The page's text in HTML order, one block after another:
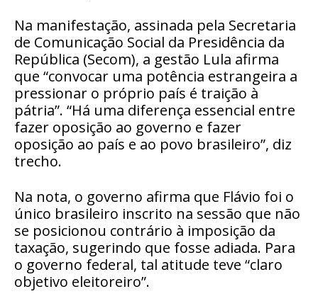
Na manifestação, assinada pela Secretaria
de Comunicação Social da Presidência da
República (Secom), a gestão Lula afirma
que “convocar uma potência estrangeira a
pressionar o próprio país é traição à
pátria”. “Há uma diferença essencial entre
fazer oposição ao governo e fazer
oposição ao país e ao povo brasileiro”, diz
trecho.
Na nota, o governo afirma que Flávio foi o
único brasileiro inscrito na sessão que não
se posicionou contrário à imposição da
taxação, sugerindo que fosse adiada. Para
o governo federal, tal atitude teve “claro
objetivo eleitoreiro”.